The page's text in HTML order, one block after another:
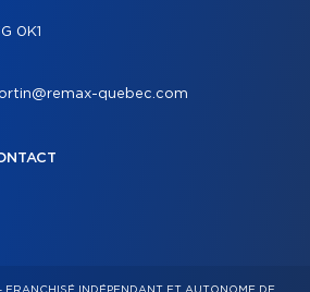
0K1
quebec.com